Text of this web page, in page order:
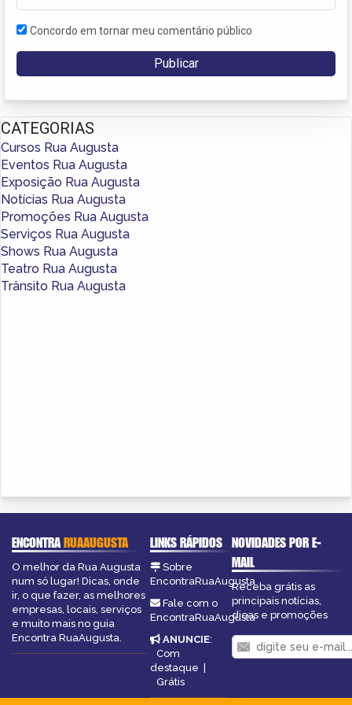
Concordo em tornar meu comentário público
CATEGORIAS
Cursos Rua Augusta
Eventos Rua Augusta
Exposição Rua Augusta
Notícias Rua Augusta
Promoções Rua Augusta
Serviços Rua Augusta
Shows Rua Augusta
Teatro Rua Augusta
Trânsito Rua Augusta
ENCONTRARUAAUGUSTA
O melhor da Rua Augusta
num só lugar! Dicas, onde
ir, o que fazer, as melhores
empresas, locais, serviços
e muito mais no guia
Encontra RuaAugusta.
LINKS RÁPIDOS
Sobre
EncontraRuaAugusta
Fale com o
EncontraRuaAugusta
ANUNCIE:
Com
destaque
Grátis
NOVIDADES POR E-
MAIL
Receba grátis as
principais notícias,
dicas e promoções